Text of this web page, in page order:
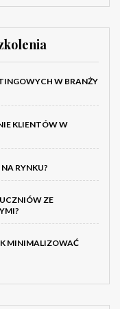
W BRANŻY
KLIENTÓW W
RYNKU?
ZE
MINIMALIZOWAĆ